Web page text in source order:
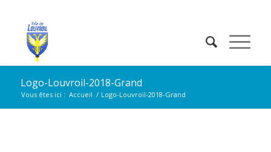
Logo-Louvroil-2018-Grand
Vous êtes ici : Accueil / Logo-Louvroil-2018-Grand